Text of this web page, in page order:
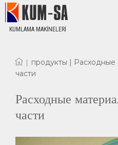
KUMLAMA MAKİNELERİ
| продукты | Расходные
части
Расходные
части